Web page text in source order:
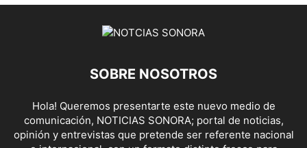
SOBRE NOSOTROS
Hola! Queremos presentarte este nuevo medio de
comunicación, NOTICIAS SONORA; portal de noticias,
opinión y entrevistas que pretende ser referente nacional